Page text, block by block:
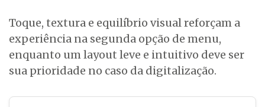
Toque, textura e equilíbrio visual reforçam a
experiência na segunda opção de menu,
enquanto um layout leve e intuitivo deve ser
sua prioridade no caso da digitalização.